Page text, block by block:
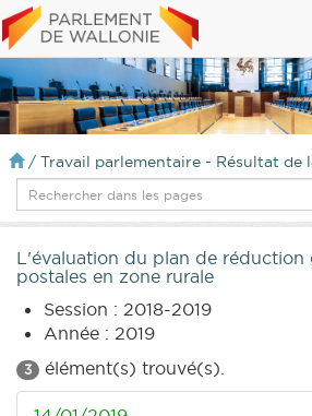
/ Travail parlementaire - Résultat de
L'évaluation du plan de réduction
postales en zone rurale
Session : 2018-2019
Année : 2019
3 élément(s) trouvé(s).